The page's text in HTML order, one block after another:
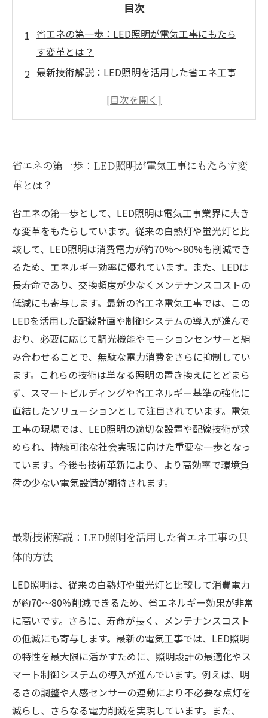
目次
省エネの第一歩：LED照明が電気工事にもたら
す変革とは？
最新技術解説：LED照明を活用した省エネ工事
現場での挑戦と工夫：LED照明導入の実例と課
もたらすメリット
未来への展望：持続可能な電気工事を支える
LED技術の可能性
LED照明普及の背景と省エネ効果の基本知識
環境負荷削減とコスト削減を両立する最新LED
電気工事技術
省エネの第一歩：LED照明が電気工事にもたらす変
革とは？
省エネの第一歩として、LED照明は電気工事業界に大き
な変革をもたらしています。従来の白熱灯や蛍光灯と比
較して、LED照明は消費電力が約70%～80%も削減でき
るため、エネルギー効率に優れています。また、LEDは
長寿命であり、交換頻度が少なくメンテナンスコストの
低減にも寄与します。最新の省エネ電気工事では、この
LEDを活用した配線計画や制御システムの導入が進んで
おり、必要に応じて調光機能やモーションセンサーと組
み合わせることで、無駄な電力消費をさらに抑制してい
ます。これらの技術は単なる照明の置き換えにとどまら
ず、スマートビルディングや省エネルギー基準の強化に
直結したソリューションとして注目されています。電気
工事の現場では、LED照明の適切な設置や配線技術が求
められ、持続可能な社会実現に向けた重要な一歩となっ
ています。今後も技術革新により、より高効率で環境負
荷の少ない電気設備が期待されます。
最新技術解説：LED照明を活用した省エネ工事の具
体的方法
LED照明は、従来の白熱灯や蛍光灯と比較して消費電力
が約70～80％削減できるため、省エネルギー効果が非常
に高いです。さらに、寿命が長く、メンテナンスコスト
の低減にも寄与します。最新の電気工事では、LED照明
の特性を最大限に活かすために、照明設計の最適化やス
マート制御システムの導入が進んでいます。例えば、明
るさの調整や人感センサーの連動により不必要な点灯を
減らし、さらなる電力削減を実現しています。また、